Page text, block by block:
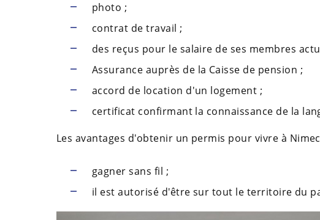
photo ;
contrat de travail ;
des reçus pour le salaire de ses membres
Assurance auprès de la Caisse de pension ;
accord de location d'un logement ;
certificat confirmant la connaissance de la
Les avantages d'obtenir un permis pour vivre à
gagner sans fil ;
il est autorisé d'être sur tout le territoire du